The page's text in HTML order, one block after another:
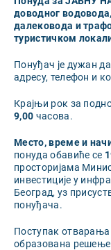
доводног
далековода и
туристичком
Понуђач је дужан
адресу, телефон и
Крајњи рок за
9,00 часова.
Место, време и
понуда обавиће се
просторијама
инвестиције у
Београд, уз
понуђача.
Поступак
образована